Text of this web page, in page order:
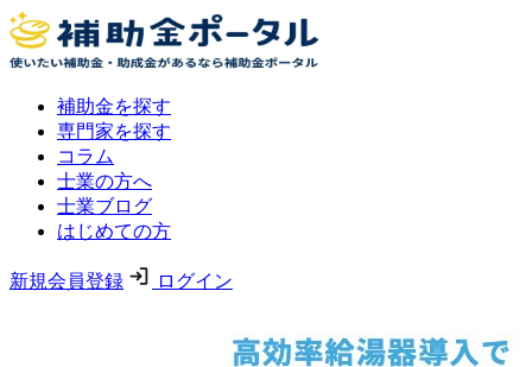
補助金を探す
専門家を探す
コラム
士業の方へ
士業ブログ
はじめての方
新規会員登録 ログイン